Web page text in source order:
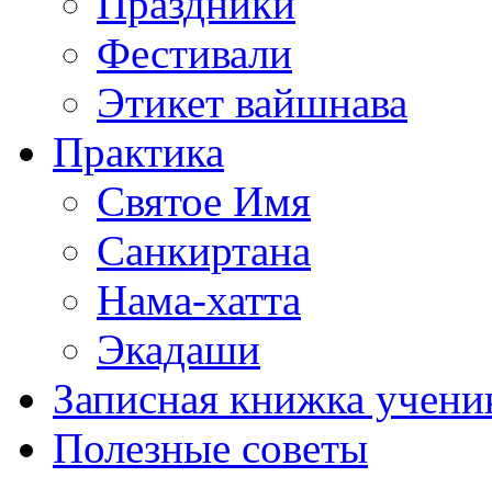
Фестивали
Этикет вайшнава
Практика
Святое Имя
Санкиртана
Нама-хатта
Экадаши
Записная книжка
Полезные советы